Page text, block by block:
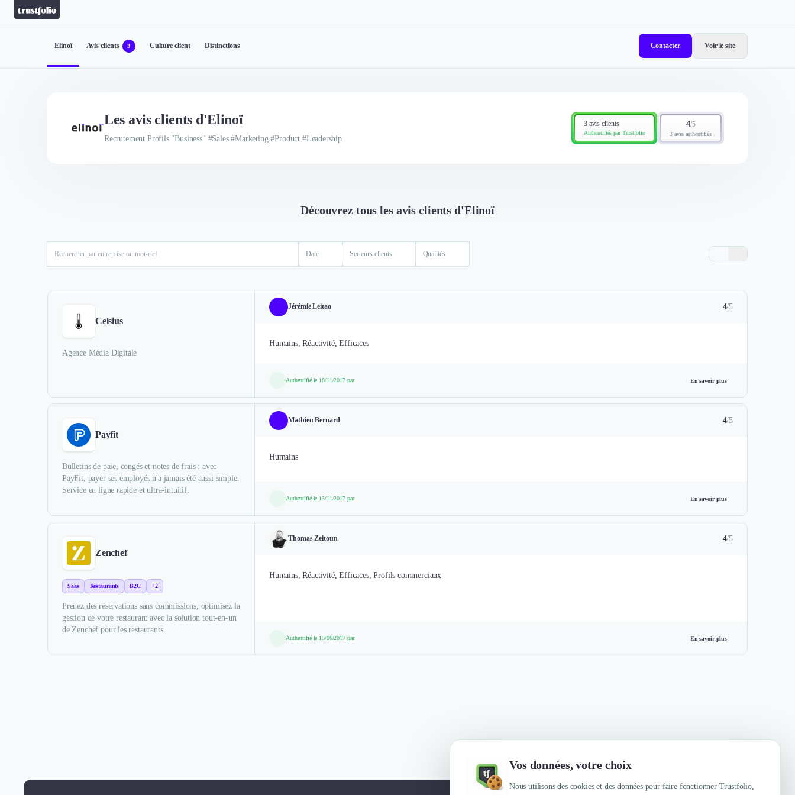
Vos données, votre choix
Nous utilisons des cookies et des données pour faire fonctionner Trustfolio,
Contacter Voir le site
Elinoï Avis clients 3 Culture client Distinctions
Les avis clients d'Elinoï
Recrutement Profils "Business" #Sales #Marketing #Product #Leadership
3 avis clients
Authentifiés par Trustfolio
4/5
3 avis authentifiés
Découvrez tous les avis clients d'Elinoï
Date Secteurs clients Qualités
Celsius
Agence Média Digitale
Jérémie Leitao 4/5
Humains, Réactivité, Efficaces
Authentifié le 18/11/2017 par En savoir plus
Payfit
Bulletins de paie, congés et notes de frais : avec
PayFit, payer ses employés n'a jamais été aussi simple.
Service en ligne rapide et ultra-intuitif.
Mathieu Bernard 4/5
Humains
Authentifié le 13/11/2017 par En savoir plus
Zenchef
Saas Restaurants B2C +2
Prenez des réservations sans commissions, optimisez la
gestion de votre restaurant avec la solution tout-en-un
de Zenchef pour les restaurants
Thomas Zeitoun 4/5
Humains, Réactivité, Efficaces, Profils commerciaux
Authentifié le 15/06/2017 par En savoir plus